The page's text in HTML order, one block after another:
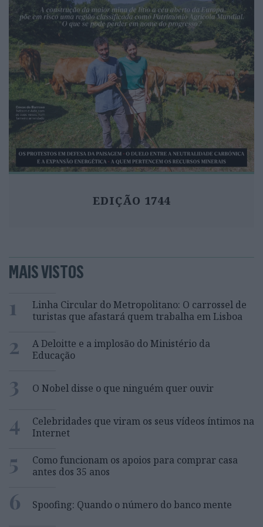
EDIÇÃO 1744
MAIS VISTOS
1
Linha Circular do Metropolitano: O carrossel de
turistas que afastará quem trabalha em Lisboa
2
A Deloitte e a implosão do Ministério da
Educação
3 O Nobel disse o que ninguém quer ouvir
4
Celebridades que viram os seus vídeos íntimos na
Internet
5
Como funcionam os apoios para comprar casa
antes dos 35 anos
6 Spoofing: Quando o número do banco mente